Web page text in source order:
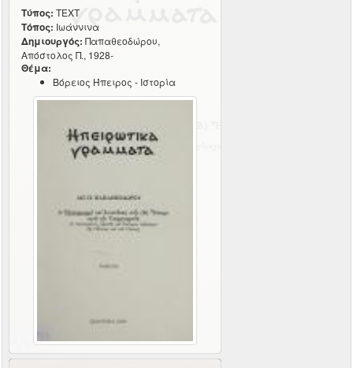
Τύπος: TEXT
Τόπος: Ιωάννινα
Δημιουργός: Παπαθεοδώρου,
Απόστολος Π., 1928-
Θέμα:
Βόρειος Ήπειρος - Ιστορία